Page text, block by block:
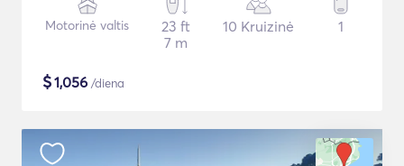
Motorinė valtis
23 ft
7 m
10 Kruizinė 1
$1,056 /diena